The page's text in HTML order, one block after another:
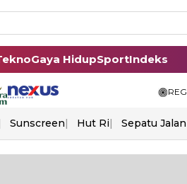
Gaya HidupSportIndeks
Sunscreen Hut Ri Sepatu Jalan